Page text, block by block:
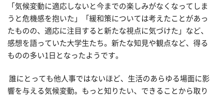
「気候変動に適応しないと今までの楽しみがなくなってしま
うと危機感を抱いた」「緩和策については考えたことがあっ
たものの、適応に注目すると新たな視点に気づけた」など、
感想を語っていた大学生たち。新たな知見や観点など、得る
ものの多い1 日となったようです。
誰にとっても他人事ではないほど、生活のあらゆる場面に影
響を与える気候変動。もっと知りたい、できることから取り